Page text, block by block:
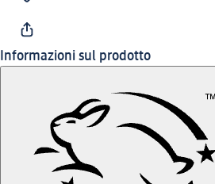
Informazioni sul prodotto